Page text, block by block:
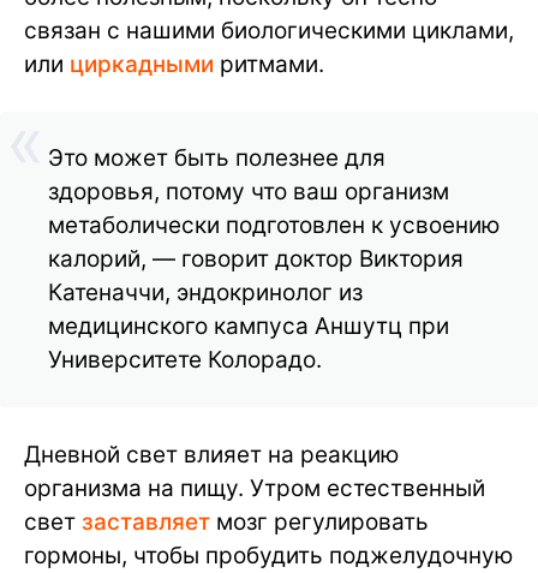
связан с нашими биологическими циклами,
или циркадными ритмами.
Это может быть полезнее для
здоровья, потому что ваш организм
метаболически подготовлен к усвоению
калорий, — говорит доктор Виктория
Катеначчи, эндокринолог из
медицинского кампуса Аншутц при
Университете Колорадо.
Дневной свет влияет на реакцию
организма на пищу. Утром естественный
свет заставляет мозг регулировать
гормоны, чтобы пробудить поджелудочную